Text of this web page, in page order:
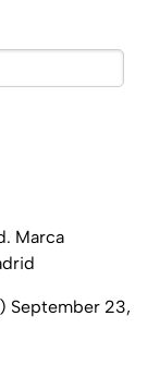
. Marca
September 23,